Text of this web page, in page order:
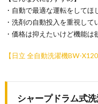
・自動で最適な運転をしてほ
・洗剤の自動投入を重視して
・価格は抑えたいけど機能は
【日立 全自動洗濯機BW-
シャープドラム式